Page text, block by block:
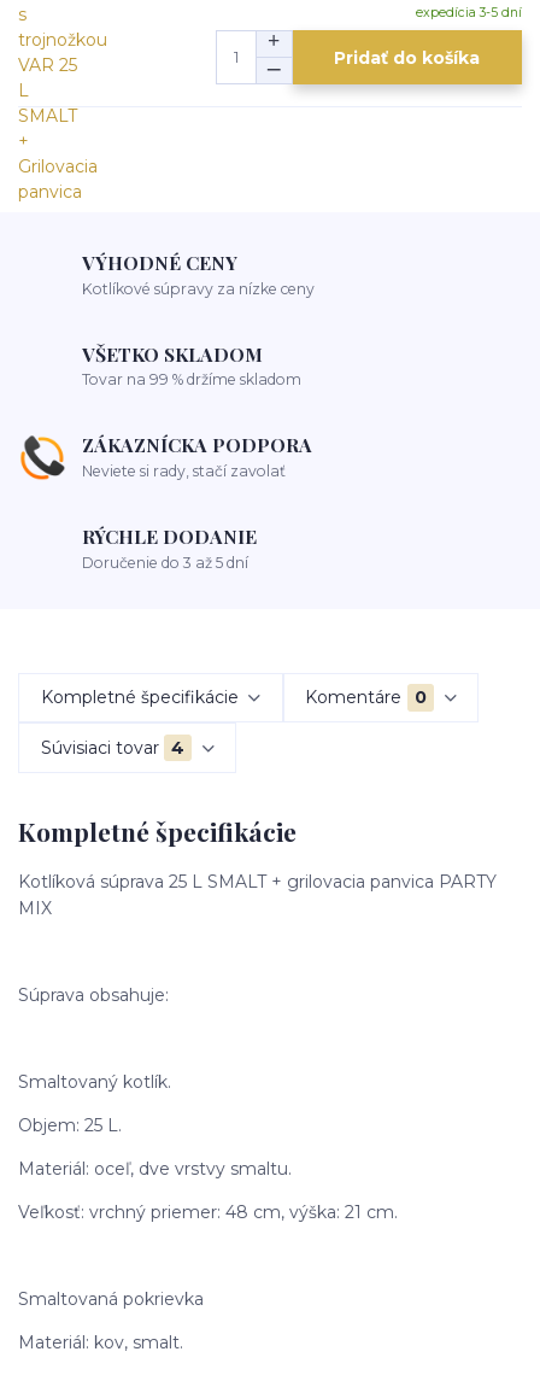
expedícia 3-5 dní
Pridať do košíka
VÝHODNÉ CENY
Kotlíkové súpravy za nízke ceny
VŠETKO SKLADOM
Tovar na 99 % držíme skladom
ZÁKAZNÍCKA PODPORA
Neviete si rady, stačí zavolať
RÝCHLE DODANIE
Doručenie do 3 až 5 dní
Kompletné špecifikácie Komentáre 0
Súvisiaci tovar 4
Kompletné špecifikácie
Kotlíková súprava 25 L SMALT + grilovacia panvica PARTY
MIX
Súprava obsahuje:
Smaltovaný kotlík.
Objem: 25 L.
Materiál: oceľ, dve vrstvy smaltu.
Veľkosť: vrchný priemer: 48 cm, výška: 21 cm.
Smaltovaná pokrievka
Materiál: kov, smalt.